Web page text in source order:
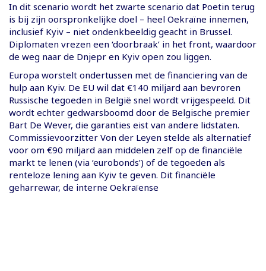
In dit scenario wordt het zwarte scenario dat Poetin terug
is bij zijn oorspronkelijke doel – heel Oekraïne innemen,
inclusief Kyiv – niet ondenkbeeldig geacht in Brussel.
Diplomaten vrezen een ‘doorbraak’ in het front, waardoor
de weg naar de Dnjepr en Kyiv open zou liggen.
Europa worstelt ondertussen met de financiering van de
hulp aan Kyiv. De EU wil dat €140 miljard aan bevroren
Russische tegoeden in België snel wordt vrijgespeeld. Dit
wordt echter gedwarsboomd door de Belgische premier
Bart De Wever, die garanties eist van andere lidstaten.
Commissievoorzitter Von der Leyen stelde als alternatief
voor om €90 miljard aan middelen zelf op de financiële
markt te lenen (via ‘eurobonds’) of de tegoeden als
renteloze lening aan Kyiv te geven. Dit financiële
geharrewar, de interne Oekraïense